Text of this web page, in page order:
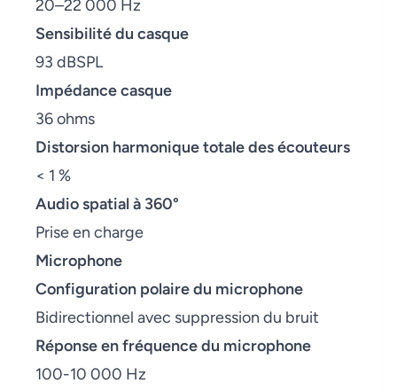
20–22 000 Hz
Sensibilité du casque
93 dBSPL
Impédance casque
36 ohms
Distorsion harmonique totale des écouteurs
< 1 %
Audio spatial à 360°
Prise en charge
Microphone
Configuration polaire du microphone
Bidirectionnel avec suppression du bruit
Réponse en fréquence du microphone
100-10 000 Hz